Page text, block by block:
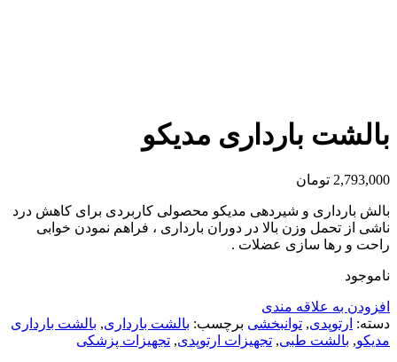
بالشت بارداری مدیکو
2,793,000 تومان
بالش بارداری و شیردهی مدیکو محصولی کاربردی برای کاهش درد
ناشی از تحمل وزن بالا در دوران بارداری ، فراهم نمودن خوابی
راحت و رها سازی عضلات .
ناموجود
افزودن به علاقه مندی
دسته: ارتوپدی, توانبخشی برچسب: بالشت بارداری, بالشت بارداری
مدیکو, بالشت طبی, تجهیزات ارتوپدی, تجهیزات پزشکی